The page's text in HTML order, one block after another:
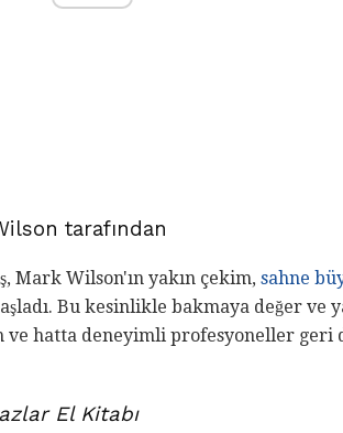
tarafından
Mark Wilson'ın yakın çekim, sahne
Bu kesinlikle bakmaya değer ve
hatta deneyimli profesyoneller geri
El Kitabı